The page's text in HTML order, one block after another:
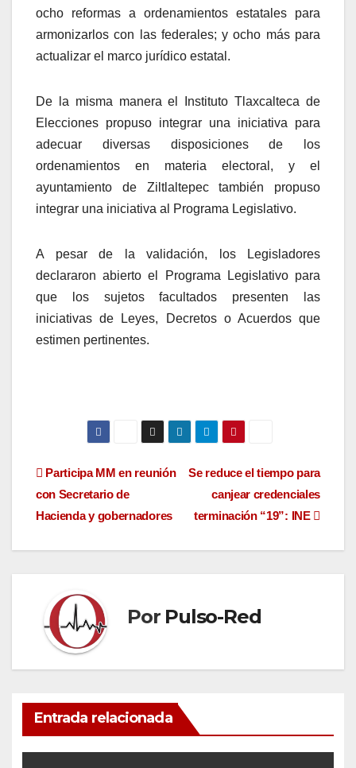
ocho reformas a ordenamientos estatales para
armonizarlos con las federales; y ocho más para
actualizar el marco jurídico estatal.
De la misma manera el Instituto Tlaxcalteca de
Elecciones propuso integrar una iniciativa para
adecuar diversas disposiciones de los
ordenamientos en materia electoral, y el
ayuntamiento de Ziltlaltepec también propuso
integrar una iniciativa al Programa Legislativo.
A pesar de la validación, los Legisladores
declararon abierto el Programa Legislativo para
que los sujetos facultados presenten las
iniciativas de Leyes, Decretos o Acuerdos que
estimen pertinentes.
Navegación
de
entradas
Se reduce el tiempo para
canjear credenciales
terminación “19”: INE
Participa MM en reunión
con Secretario de
Hacienda y gobernadores
Por Pulso-Red
Entrada relacionada